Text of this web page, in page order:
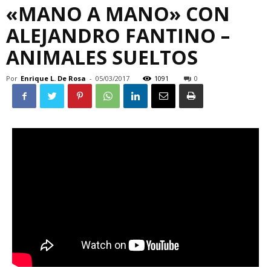
«MANO A MANO» CON
ALEJANDRO FANTINO –
ANIMALES SUELTOS
Por Enrique L. De Rosa - 05/03/2017 1091 0